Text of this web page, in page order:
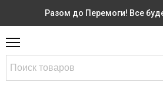
Разом до Перемоги! Все